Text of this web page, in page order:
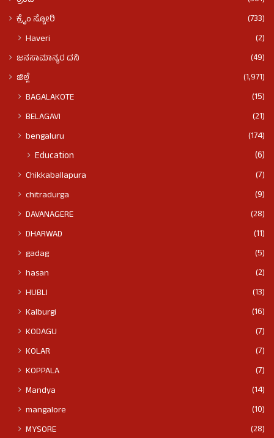
ಕ್ರೈಂ ಸ್ಟೋರಿ
(733)
Haveri (2)
ಜನಸಾಮಾನ್ಯರ ದನಿ
(49)
ಜಿಲ್ಲೆ
(1,971)
BAGALAKOTE
(15)
BELAGAVI
(21)
bengaluru
(174)
Education (6)
Chikkaballapura
(7)
chitradurga
(9)
DAVANAGERE
(28)
DHARWAD
(11)
gadag
(5)
hasan
(2)
HUBLI
(13)
Kalburgi
(16)
KODAGU
(7)
KOLAR
(7)
KOPPALA
(7)
Mandya
(14)
mangalore
(10)
MYSORE
(28)